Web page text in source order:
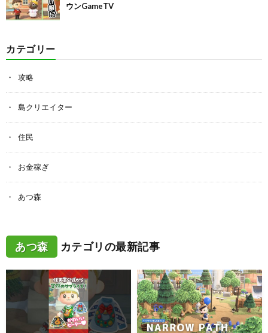
ウンGameTV
カテゴリー
攻略
島クリエイター
住民
お金稼ぎ
あつ森
あつ森 カテゴリの最新記事